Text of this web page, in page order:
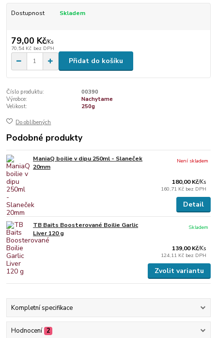
Dostupnost Skladem
79,00 Kč/Ks
70,54 Kč bez DPH
Přidat do košíku
Číslo produktu:
00390
Výrobce:
Nachytame
Velikost:
250g
Do oblíbených
Podobné produkty
ManiaQ boilie v dipu 250ml - Slaneček
20mm
180,00 Kč/Ks
160,71 Kč bez DPH
Není skladem
Detail
TB Baits Boosterované Boilie Garlic
Liver 120 g
139,00 Kč/Ks
124,11 Kč bez DPH
Skladem
Zvolit variantu
Kompletní specifikace
Hodnocení 2